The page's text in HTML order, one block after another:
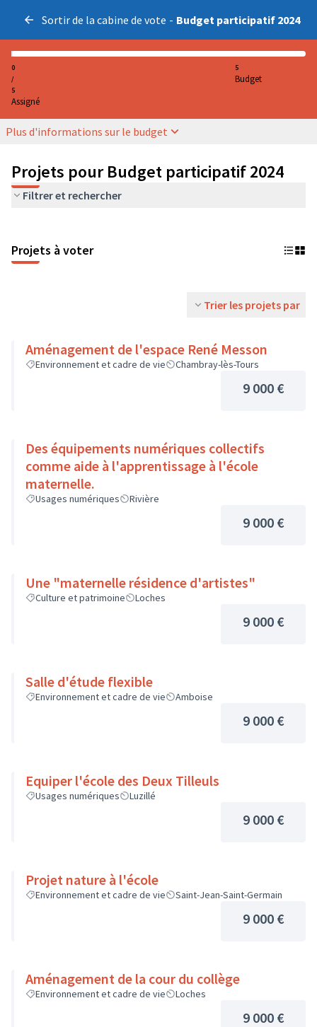
Sortir de la cabine de vote - Budget participatif 2024
0
/
5
Assigné
5
Budget
Plus d'informations sur le budget
Projets pour Budget participatif 2024
Filtrer et rechercher
Projets à voter
Trier les projets par
Aménagement de l'espace René Messon
Environnement et cadre de vie Chambray-lès-Tours
9 000 €
Des équipements numériques collectifs
comme aide à l'apprentissage à l'école
maternelle.
Usages numériques Rivière
9 000 €
Une "maternelle résidence d'artistes"
Culture et patrimoine Loches
9 000 €
Salle d'étude flexible
Environnement et cadre de vie Amboise
9 000 €
Equiper l'école des Deux Tilleuls
Usages numériques Luzillé
9 000 €
Projet nature à l'école
Environnement et cadre de vie Saint-Jean-Saint-Germain
9 000 €
Aménagement de la cour du collège
Environnement et cadre de vie Loches
9 000 €